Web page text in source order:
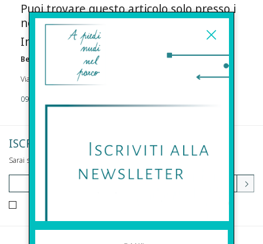
Puoi trovare questo articolo solo presso i
nostri punti vendita:
Info contatti
Before s.r.l.s.
Via Della Maestranza , 23 96100 Siracusa
09311962373
ISCRIVITI ALLA NEWSLETTER
Sarai sempre aggiornato su offerte e promozioni.